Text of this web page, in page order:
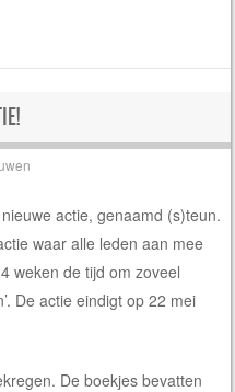
actie, genaamd (s)teun.
waar alle leden aan mee
weken de tijd om zoveel
De actie eindigt op 22 mei
De boekjes bevatten